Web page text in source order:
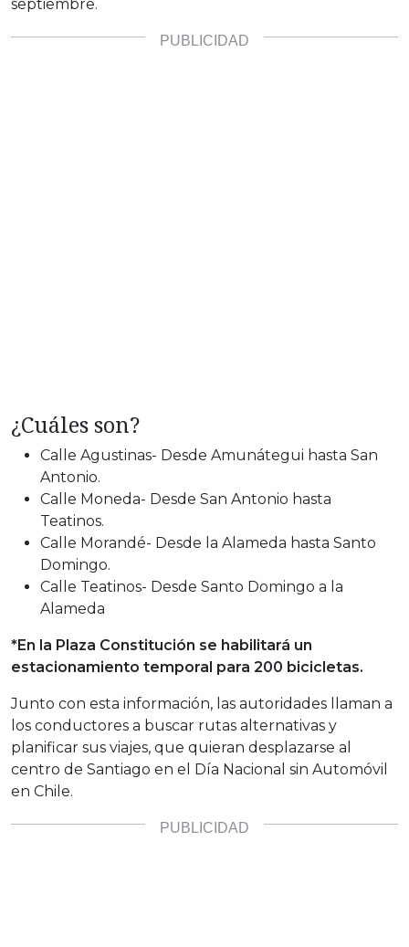
septiembre.
¿Cuáles son?
Calle Agustinas- Desde Amunátegui hasta San
Antonio.
Calle Moneda- Desde San Antonio hasta
Teatinos.
Calle Morandé- Desde la Alameda hasta Santo
Domingo.
Calle Teatinos- Desde Santo Domingo a la
Alameda
*En la Plaza Constitución se habilitará un
estacionamiento temporal para 200 bicicletas.
Junto con esta información, las autoridades llaman a
los conductores a buscar rutas alternativas y
planificar sus viajes, que quieran desplazarse al
centro de Santiago en el Día Nacional sin Automóvil
en Chile.